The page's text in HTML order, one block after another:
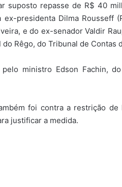
suposto repasse de R$ 40
presidenta Dilma Rousseff
e do ex-senador Valdir
Rêgo, do Tribunal de Contas
ministro Edson Fachin,
foi contra a restrição
justificar a medida.